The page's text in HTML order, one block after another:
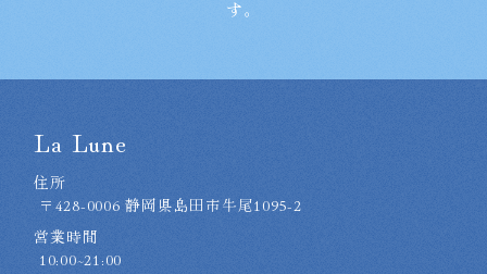
す。
La Lune
住所
〒428-0006 静岡県島田市牛尾1095-2
営業時間
10:00~21:00